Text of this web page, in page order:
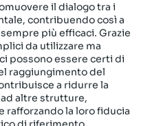
il dialogo tra i
contribuendo così a
più efficaci. Grazie
da utilizzare ma
possono essere certi di
raggiungimento del
a ridurre la
altre strutture,
rafforzando la loro fiducia